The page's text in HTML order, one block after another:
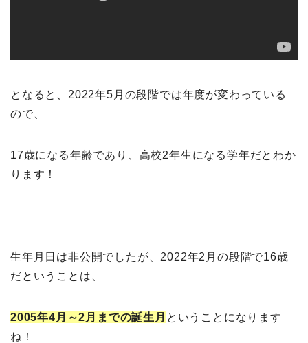
となると、2022年5月の段階では年度が変わっている
ので、
17歳になる年齢であり、高校2年生になる学年だとわか
ります！
生年月日は非公開でしたが、2022年2月の段階で16歳
だということは、
2005年4月～2月までの誕生月 ということになります
ね！